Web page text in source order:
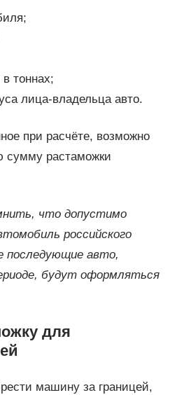
тоннах;
лица-владельца авто.
при расчёте, возможно
сумму растаможки
что допустимо
российского
последующие авто,
будут оформляться
для
машину за границей,